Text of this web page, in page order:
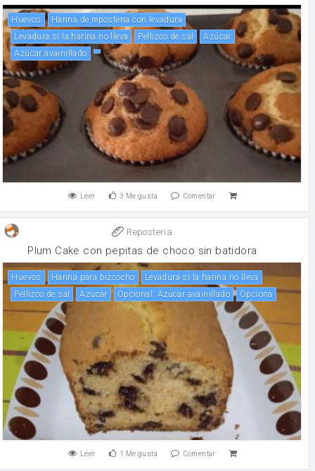
huevos
Harina de reposteria con levadura
Levadura si la harina no lleva
Pellizco de sal
Azúcar
Azúcar avainillado
Leer 3 Me gusta Comentar
Reposteria
Plum Cake con pepitas de choco sin batidora
huevos Harina para bizcocho
Levadura si la harina no lleva
Pellizco de sal
Azúcar Opcional: Azúcar avainillado Opciona
Leer 1 Me gusta Comentar